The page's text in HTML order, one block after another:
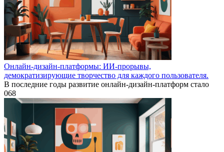
Онлайн-дизайн-платформы: ИИ-прорывы,
демократизирующие творчество для каждого пользователя.
В последние годы развитие онлайн-дизайн-платформ стало
068